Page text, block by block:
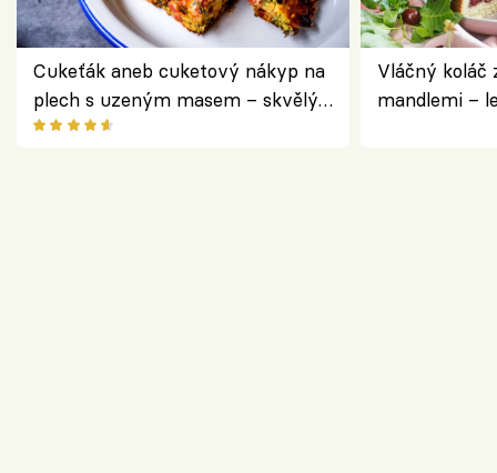
Cukeťák aneb cuketový nákyp na
plech s uzeným masem – skvělý
způsob, jak zpracovat přerostlé
Vláčný koláč
mandlemi –